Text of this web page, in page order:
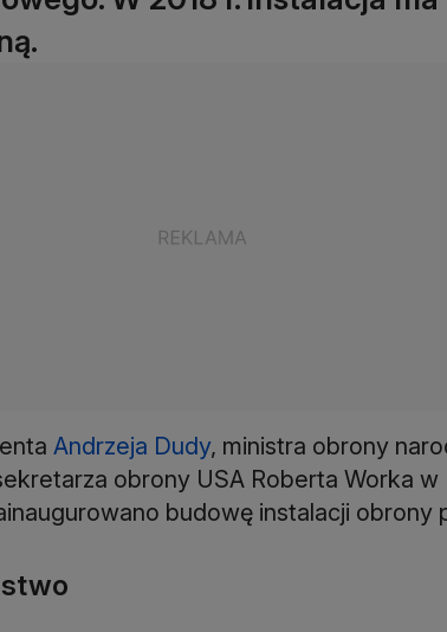
Andrzeja Dudy, ministra obrony
obrony USA Roberta Worka w
budowę instalacji obrony